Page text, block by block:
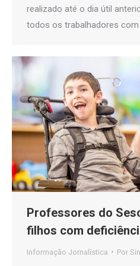
realizado até o dia útil
todos os trabalhadores com
Professores do
filhos com
Informação Jornalística Por